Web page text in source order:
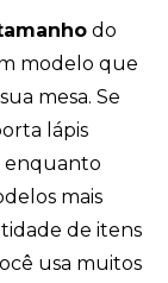
do
modelo que
mesa. Se
lápis
enquanto
mais
de itens
usa muitos